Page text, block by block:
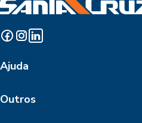
Ajuda
Outros